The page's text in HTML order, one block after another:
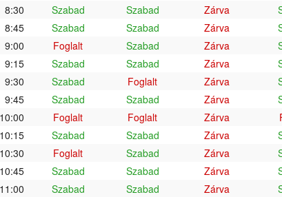
8:30
Szabad Szabad Zárva
8:45
Szabad Szabad Zárva
9:00
Foglalt Szabad Zárva
9:15
Szabad Szabad Zárva
9:30
Szabad Foglalt Zárva
9:45
Szabad Szabad Zárva
10:00
Foglalt Foglalt Zárva
10:15
Szabad Szabad Zárva
10:30
Foglalt Szabad Zárva
10:45
Szabad Szabad Zárva
11:00
Szabad Szabad Zárva